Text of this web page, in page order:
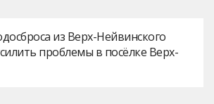
из Верх-Нейвинского
проблемы в посёлке Верх-